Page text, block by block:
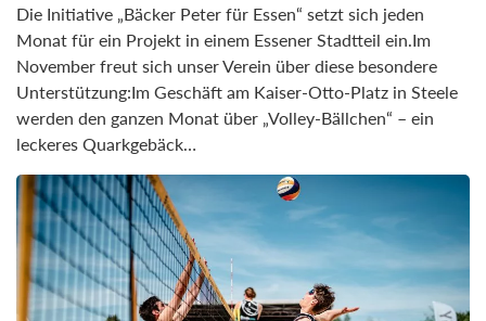
Die Initiative „Bäcker Peter für Essen“ setzt sich jeden
Monat für ein Projekt in einem Essener Stadtteil ein.Im
November freut sich unser Verein über diese besondere
Unterstützung:Im Geschäft am Kaiser-Otto-Platz in Steele
werden den ganzen Monat über „Volley-Bällchen“ – ein
leckeres Quarkgebäck…